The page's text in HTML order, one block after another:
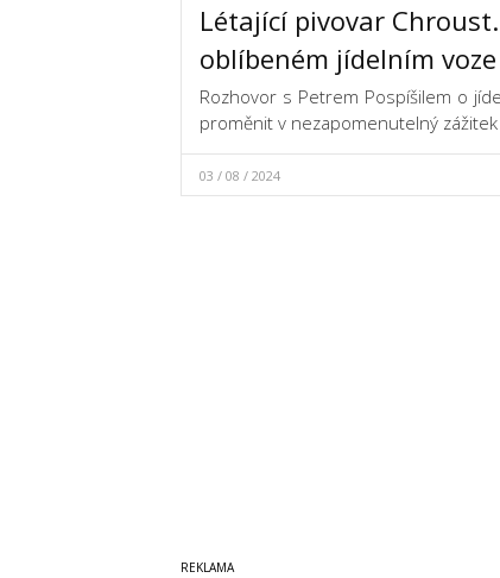
Létající pivovar
oblíbeném jídelním voze
Rozhovor s Petrem Pospíšilem o
proměnit v nezapomenutelný
03 / 08 / 2024